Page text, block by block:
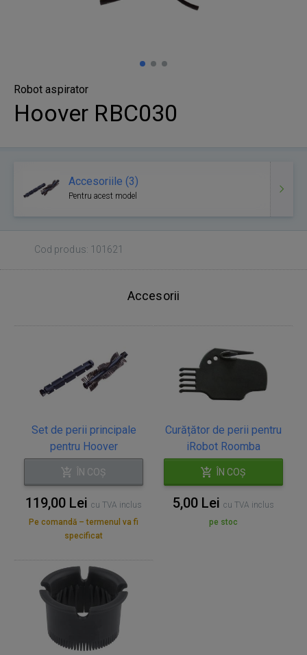
Robot aspirator
Hoover RBC030
Accesoriile (3)
Pentru acest model
Cod produs: 101621
Accesorii
Set de perii principale
pentru Hoover
ÎN COȘ
119,00 Lei cu TVA inclus
Pe comandă – termenul va fi
specificat
Curățător de perii pentru
iRobot Roomba
ÎN COȘ
5,00 Lei cu TVA inclus
pe stoc